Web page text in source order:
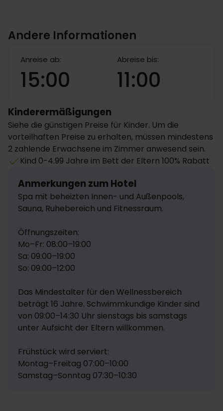
Andere Informationen
Anreise ab:
15:00
Abreise bis:
11:00
Kinderermäßigungen
Siehe die günstigen Preise für Kinder. Um die
vorteilhaften Preise zu erhalten, müssen mindestens
2 zahlende Erwachsene im Zimmer anwesend sein.
Kind 0-4.99 Jahre im Bett der Eltern 100% Rabatt
Anmerkungen zum Hotel
Spa mit beheizten Innen- und Außenpools,
Sauna, Ruhebereich und Fitnessraum.
Öffnungszeiten:
Mo–Fr: 08:00–19:00
Sa: 09:00–19:00
So: 09:00–12:00
Das Mindestalter für den Wellnessbereich
beträgt 16 Jahre. Schwimmkundige Kinder sind
von 09:00–14:30 Uhr sienstags bis samstags
unter Aufsicht der Eltern willkommen.
Frühstück wird serviert:
Montag–Freitag 07:00–10:00
Samstag–Sonntag 07:30–10:30